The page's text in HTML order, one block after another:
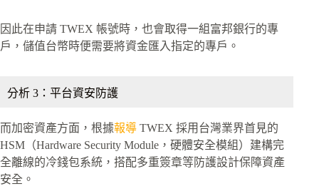
因此在申請 TWEX 帳號時，也會取得一組富邦銀行的專
戶，儲值台幣時便需要將資金匯入指定的專戶。
分析 3：平台資安防護
而加密資產方面，根據報導 TWEX 採用台灣業界首見的
HSM（Hardware Security Module，硬體安全模組）建構完
全離線的冷錢包系統，搭配多重簽章等防護設計保障資產
安全。